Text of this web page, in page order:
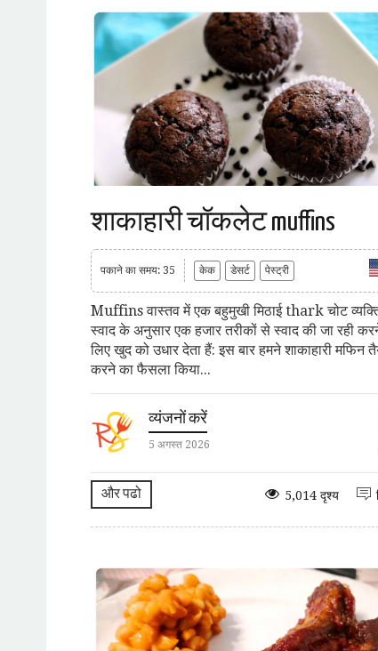
शाकाहारी चॉकलेट muffins
पकाने का समय: 35 केक डेसर्ट पेस्ट्री
Muffins वास्तव में एक बहुमुखी मिठाई thark चोट
स्वाद के अनुसार एक हजार तरीकों से स्वाद की जा रही
लिए खुद को उधार देता हैं: इस बार हमने शाकाहारी मफिन
करने का फैसला किया...
व्यंजनों करें
5 अगस्त 2026
और पढो 5,014 दृश्य